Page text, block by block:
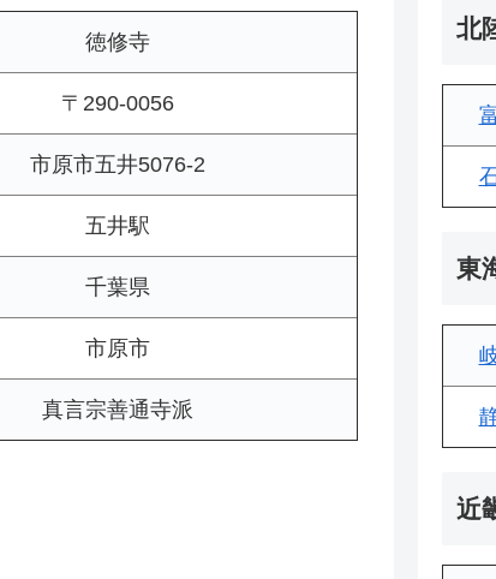
徳修寺
〒290-0056
市原市五井5076-2
五井駅
千葉県
市原市
真言宗善通寺派
北
東
近